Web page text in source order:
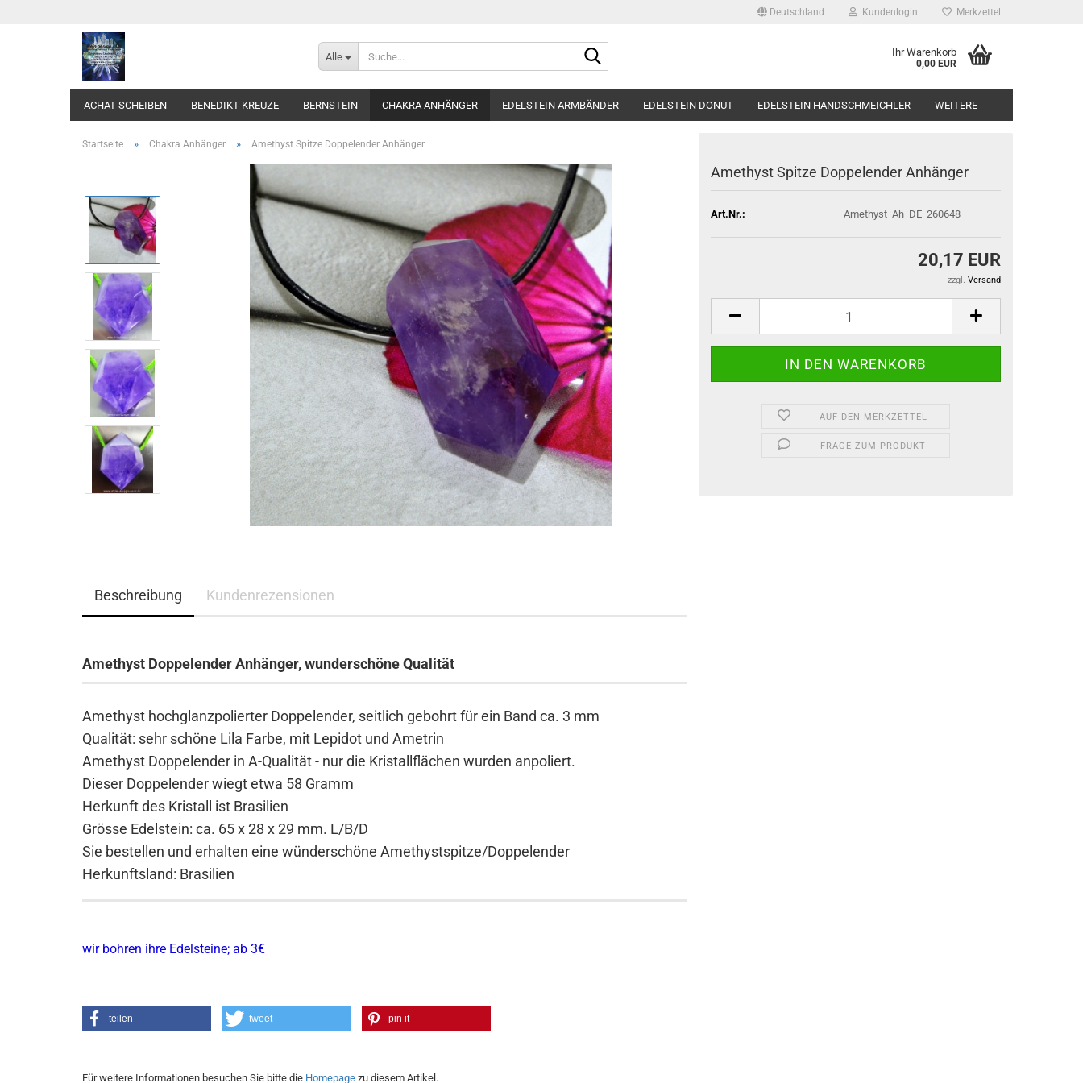
Deutschland Kundenlogin Merkzettel
Alle Ihr Warenkorb
0,00 EUR
ACHAT SCHEIBEN BENEDIKT KREUZE BERNSTEIN CHAKRA ANHÄNGER EDELSTEIN ARMBÄNDER EDELSTEIN DONUT EDELSTEIN HANDSCHMEICHLER WEITERE
Startseite » Chakra Anhänger » Amethyst Spitze Doppelender Anhänger
Amethyst Spitze Doppelender Anhänger
Art.Nr.: Amethyst_Ah_DE_260648
20,17 EUR
zzgl. Versand
AUF DEN MERKZETTEL
FRAGE ZUM PRODUKT
Beschreibung Kundenrezensionen
Amethyst Doppelender Anhänger, wunderschöne Qualität
Amethyst hochglanzpolierter Doppelender, seitlich gebohrt für ein Band ca. 3 mm
Qualität: sehr schöne Lila Farbe, mit Lepidot und Ametrin
Amethyst Doppelender in A-Qualität - nur die Kristallflächen wurden anpoliert.
Dieser Doppelender wiegt etwa 58 Gramm
Herkunft des Kristall ist Brasilien
Grösse Edelstein: ca. 65 x 28 x 29 mm. L/B/D
Sie bestellen und erhalten eine wünderschöne Amethystspitze/Doppelender
Herkunftsland: Brasilien
wir bohren ihre Edelsteine; ab 3€
teilen tweet pin it
Für weitere Informationen besuchen Sie bitte die Homepage zu diesem Artikel.